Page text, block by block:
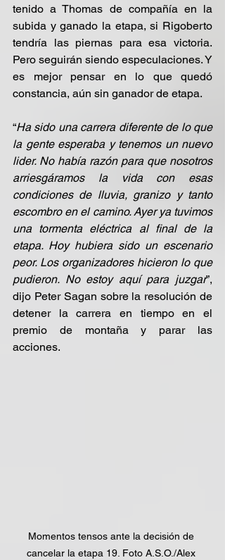
tenido a Thomas de compañía en la
subida y ganado la etapa, si Rigoberto
tendría las piernas para esa victoria.
Pero seguirán siendo especulaciones. Y
es mejor pensar en lo que quedó
constancia, aún sin ganador de etapa.
“Ha sido una carrera diferente de lo que
la gente esperaba y tenemos un nuevo
lider. No había razón para que nosotros
arriesgáramos la vida con esas
condiciones de lluvia, granizo y tanto
escombro en el camino. Ayer ya tuvimos
una tormenta eléctrica al final de la
etapa. Hoy hubiera sido un escenario
peor. Los organizadores hicieron lo que
pudieron. No estoy aquí para juzgar”,
dijo Peter Sagan sobre la resolución de
detener la carrera en tiempo en el
premio de montaña y parar las
acciones.
Momentos tensos ante la decisión de
cancelar la etapa 19. Foto A.S.O./Alex